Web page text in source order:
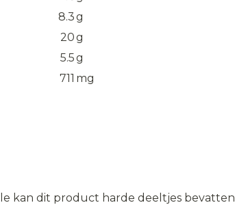
8.3g
20g
5.5g
711 mg
kan dit product harde deeltjes bevatten